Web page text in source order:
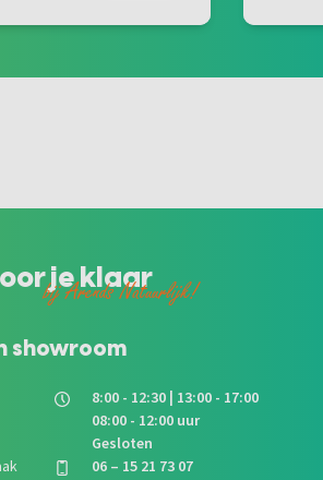
je klaar
bij Arends Natuurlijk!
showroom
8:00 - 12:30 | 13:00 - 17:00
08:00 - 12:00 uur
Gesloten
06 – 15 21 73 07